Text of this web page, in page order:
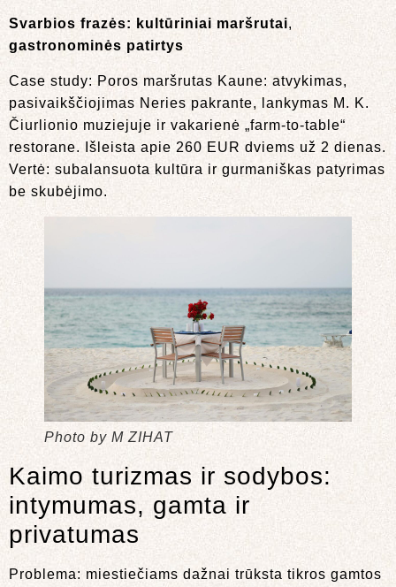
Svarbios frazės: kultūriniai maršrutai,
gastronominės patirtys
Case study: Poros maršrutas Kaune: atvykimas,
pasivaikščiojimas Neries pakrante, lankymas M. K.
Čiurlionio muziejuje ir vakarienė „farm-to-table“
restorane. Išleista apie 260 EUR dviems už 2 dienas.
Vertė: subalansuota kultūra ir gurmaniškas patyrimas
be skubėjimo.
Photo by M ZIHAT
Kaimo turizmas ir sodybos:
intymumas, gamta ir
privatumas
Problema: miestiečiams dažnai trūksta tikros gamtos